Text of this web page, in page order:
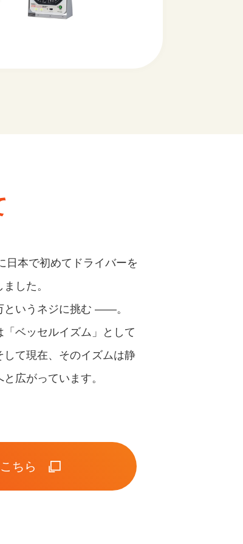
日本で初めてドライバーを
した。
というネジに挑む ――。
ベッセルイズム」として
て現在、そのイズムは静
広がっています。
ちら